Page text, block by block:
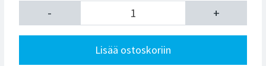
- +
Lisää ostoskoriin